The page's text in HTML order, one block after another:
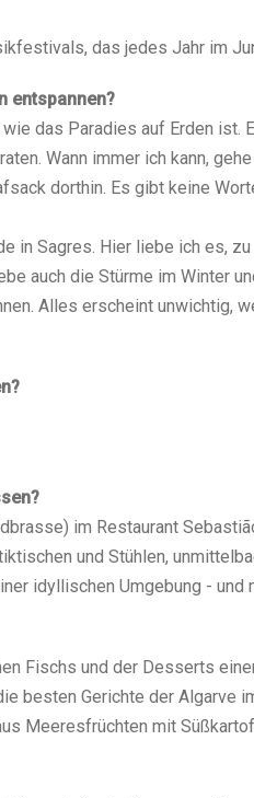
das jedes Jahr im
ent­span­nen?
das Para­dies auf Erden ist.
Wann immer ich kann,
dort­hin. Es gibt kei­ne
in Sag­res. Hier lie­be ich es, zu
auch die Stür­me im Win­ter
Alles erscheint unwich­tig,
im Restau­rant
und Stüh­len,
idyl­li­schen Umge­bung - und
Fischs und der Des­serts
bes­ten Gerich­te der Algar­ve
Mee­res­früch­ten mit